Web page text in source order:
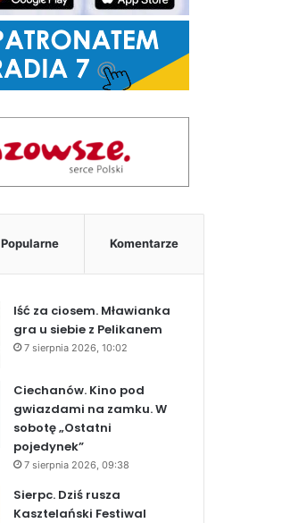
Popularne Komentarze
Iść za ciosem. Mławianka
gra u siebie z Pelikanem
7 sierpnia 2026, 10:02
Ciechanów. Kino pod
gwiazdami na zamku. W
sobotę „Ostatni
pojedynek”
7 sierpnia 2026, 09:38
Sierpc. Dziś rusza
Kasztelański Festiwal